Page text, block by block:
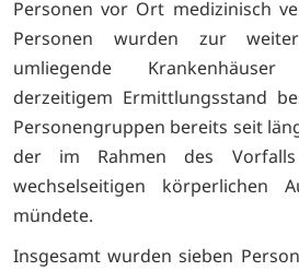
Personen vor Ort medizinisch
Personen wurden zur
umliegende
derzeitigem Ermittlungsstand
Personengruppen bereits seit
der im Rahmen des
wechselseitigen körperlichen
mündete.
Insgesamt wurden sieben